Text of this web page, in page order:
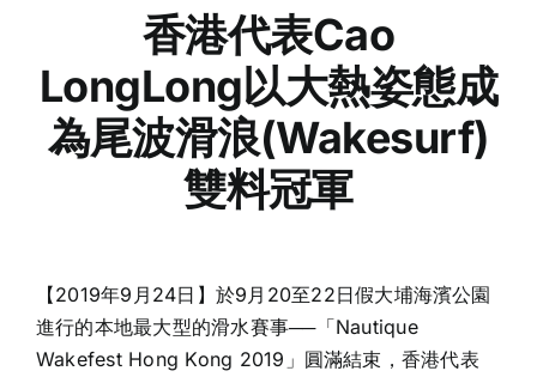
香港代表Cao
LongLong以大熱姿態成
為尾波滑浪(Wakesurf)
雙料冠軍
【2019年9月24日】於9月20至22日假大埔海濱公園
進行的本地最大型的滑水賽事──「Nautique
Wakefest Hong Kong 2019」圓滿結束，香港代表